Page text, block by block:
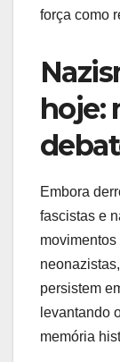
força como
hoje:
Embora
fascistas e
persistem
levantando
memória